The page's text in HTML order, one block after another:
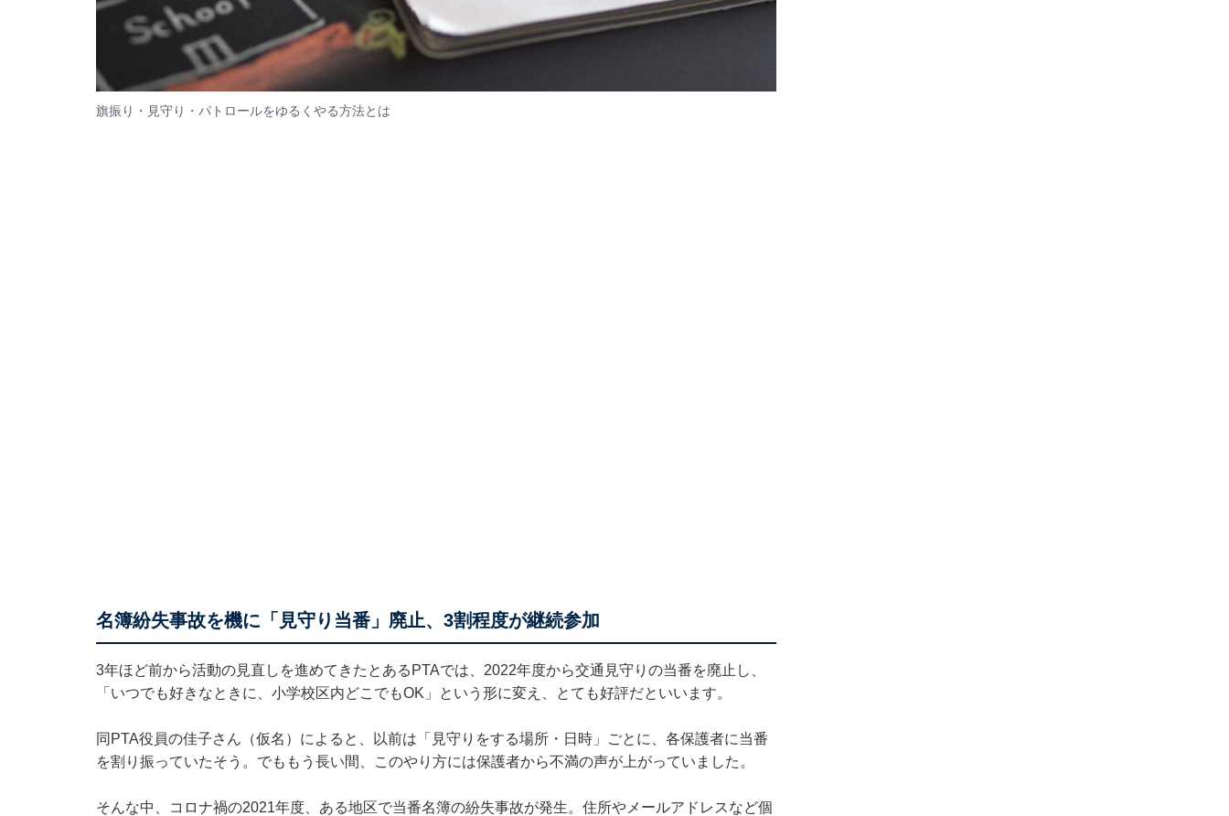
旗振り・見守り・パトロールをゆるくやる方法とは
名簿紛失事故を機に「見守り当番」廃止、3割程度が継続参加
3年ほど前から活動の見直しを進めてきたとあるPTAでは、2022年度から交通見守りの当番を廃止し、
「いつでも好きなときに、小学校区内どこでもOK」という形に変え、とても好評だといいます。
同PTA役員の佳子さん（仮名）によると、以前は「見守りをする場所・日時」ごとに、各保護者に当番
を割り振っていたそう。でももう長い間、このやり方には保護者から不満の声が上がっていました。
そんな中、コロナ禍の2021年度、ある地区で当番名簿の紛失事故が発生。住所やメールアドレスなど個